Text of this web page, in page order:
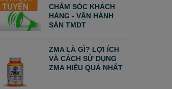
CHĂM SÓC KHÁCH
HÀNG - VẬN HÀNH
SÀN TMDT
ZMA LÀ GÌ? LỢI ÍCH
VÀ CÁCH SỬ DỤNG
ZMA HIỆU QUẢ NHẤT